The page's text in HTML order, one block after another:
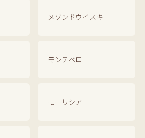
メゾンドウイスキー
モンテベロ
モーリシア